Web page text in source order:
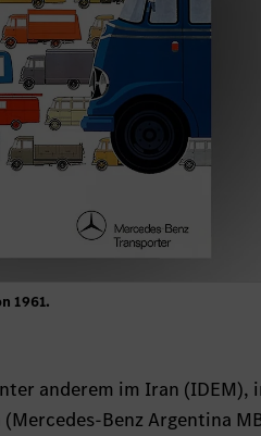
1961.
anderem im Iran (IDEM),
Benz Argentina